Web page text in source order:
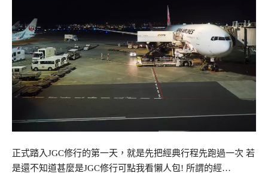
正式踏入JGC修行的第一天，就是先把經典行程先跑過一次 若
是還不知道甚麼是JGC修行可點我看懶人包! 所謂的經…